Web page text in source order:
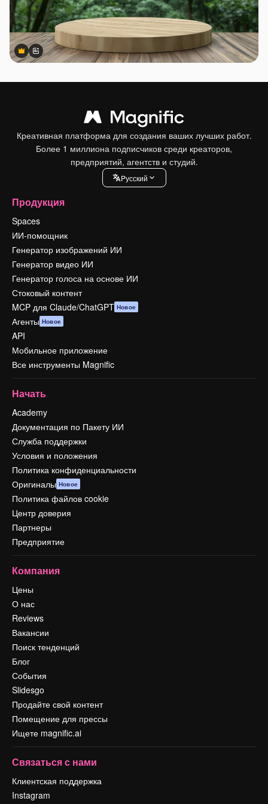
Premium
Premium
Сгенерировано с помощью ИИ
Креативная платформа для создания ваших лучших работ.
Более 1 миллиона подписчиков среди креаторов,
предприятий, агентств и студий.
Pусский
Продукция
Spaces
ИИ-помощник
Генератор изображений ИИ
Генератор видео ИИ
Генератор голоса на основе ИИ
Стоковый контент
MCP для Claude/ChatGPT Новое
Агенты Новое
API
Мобильное приложение
Все инструменты Magnific
Начать
Academy
Документация по Пакету ИИ
Служба поддержки
Условия и положения
Политика конфиденциальности
Оригиналы Новое
Политика файлов cookie
Центр доверия
Партнеры
Предприятие
Компания
Цены
О нас
Reviews
Вакансии
Поиск тенденций
Блог
События
Slidesgo
Продайте свой контент
Помещение для прессы
Ищете magnific.ai
Связаться с нами
Клиентская поддержка
Instagram